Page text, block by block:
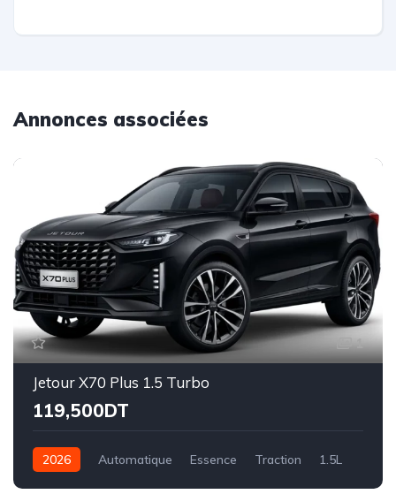
Annonces associées
1
Jetour X70 Plus 1.5 Turbo
119,500DT
2026 Automatique Essence Traction 1.5L